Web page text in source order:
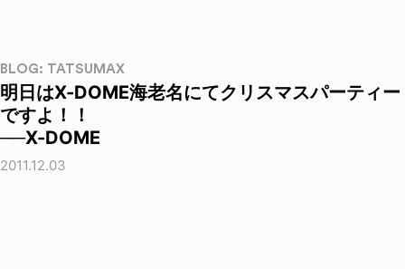
BLOG: TATSUMAX
明日はX-DOME海老名にてクリスマスパーティー
ですよ！！
──X-DOME
2011.12.03